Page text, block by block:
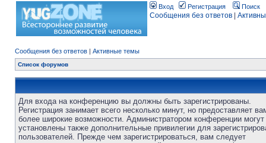
Вход Регистрация Поиск
Сообщения без ответов
Сообщения без ответов | Активные темы
Список форумов
Для входа на конференцию вы должны быть зарегистрированы.
Регистрация занимает всего несколько минут, но предоставляет
более широкие возможности. Администратором конференции
установлены также дополнительные привилегии для
пользователей. Прежде чем зарегистрироваться, вам следует